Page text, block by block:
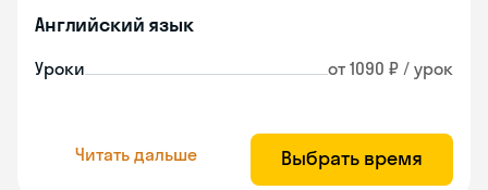
Английский язык
Уроки от 1090 ₽ / урок
Читать дальше Выбрать время